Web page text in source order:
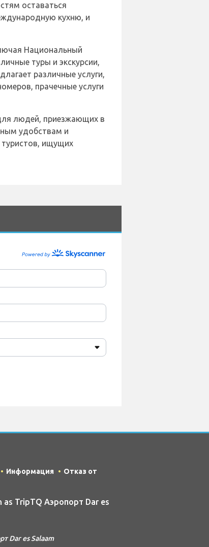
оставаться
кухню, и
Национальный
туры и экскурсии,
различные услуги,
прачечные услуги
людей, приезжающих в
удобствам и
ищущих
Информация
Отказ от
as TripTQ Аэропорт Dar es
Dar es Salaam